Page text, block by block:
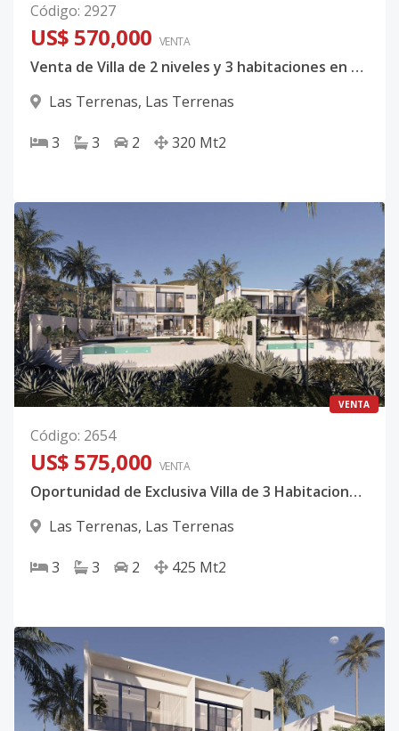
Código: 2927
US$ 570,000 VENTA
Venta de Villa de 2 niveles y 3 habitaciones en Samaná, Las Terrenas.
Las Terrenas, Las Terrenas
3 3 2 320 Mt2
VENTA
Código: 2654
US$ 575,000 VENTA
Oportunidad de Exclusiva Villa de 3 Habitaciones en Venta en Las Terrenas
Las Terrenas, Las Terrenas
3 3 2 425 Mt2